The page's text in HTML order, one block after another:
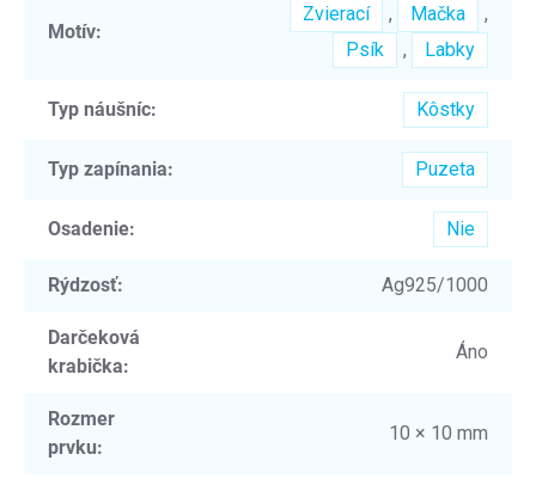
Motív:
Zvierací , Mačka
,
Psík
, Labky
Typ náušníc: Kôstky
Typ zapínania: Puzeta
Osadenie: Nie
Rýdzosť: Ag925/1000
Darčeková
krabička:
Áno
Rozmer
prvku:
10 × 10 mm